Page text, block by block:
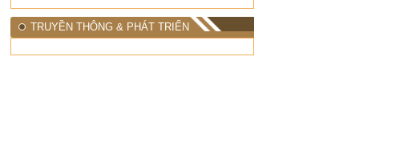
TRUYỀN THÔNG & PHÁT TRIỂN